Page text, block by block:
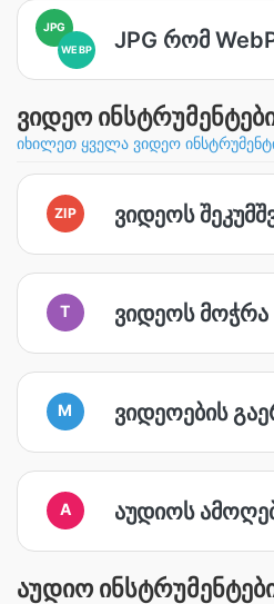
JPG
WEBP JPG რომ
ვიდეო
იხილეთ ყველა ვიდეო
ZIP ვიდეოს
T ვიდეოს მოჭრა
M ვიდეოების
A აუდიოს
აუდიო